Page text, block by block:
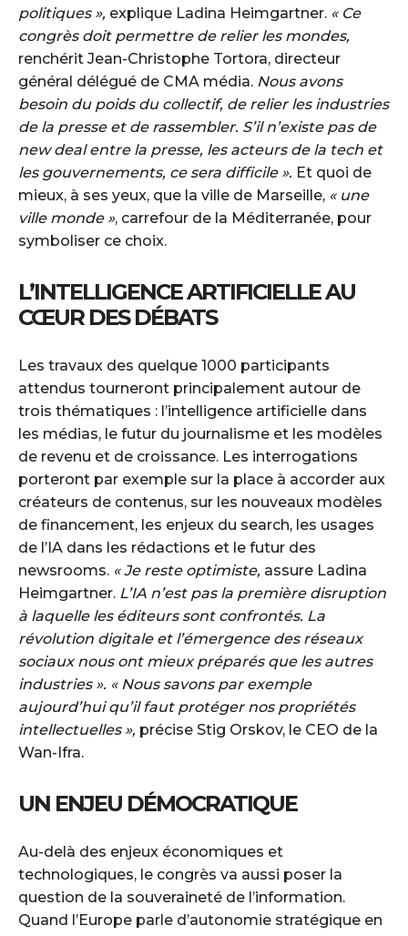
politiques », explique Ladina Heimgartner. « Ce
congrès doit permettre de relier les mondes,
renchérit Jean-Christophe Tortora, directeur
général délégué de CMA média. Nous avons
besoin du poids du collectif, de relier les industries
de la presse et de rassembler. S’il n’existe pas de
new deal entre la presse, les acteurs de la tech et
les gouvernements, ce sera difficile ». Et quoi de
mieux, à ses yeux, que la ville de Marseille, « une
ville monde », carrefour de la Méditerranée, pour
symboliser ce choix.
L’INTELLIGENCE ARTIFICIELLE AU
CŒUR DES DÉBATS
Les travaux des quelque 1000 participants
attendus tourneront principalement autour de
trois thématiques : l’intelligence artificielle dans
les médias, le futur du journalisme et les modèles
de revenu et de croissance. Les interrogations
porteront par exemple sur la place à accorder aux
créateurs de contenus, sur les nouveaux modèles
de financement, les enjeux du search, les usages
de l’IA dans les rédactions et le futur des
newsrooms. « Je reste optimiste, assure Ladina
Heimgartner. L’IA n’est pas la première disruption
à laquelle les éditeurs sont confrontés. La
révolution digitale et l’émergence des réseaux
sociaux nous ont mieux préparés que les autres
industries ». « Nous savons par exemple
aujourd’hui qu’il faut protéger nos propriétés
intellectuelles », précise Stig Orskov, le CEO de la
Wan-Ifra.
UN ENJEU DÉMOCRATIQUE
Au-delà des enjeux économiques et
technologiques, le congrès va aussi poser la
question de la souveraineté de l’information.
Quand l’Europe parle d’autonomie stratégique en